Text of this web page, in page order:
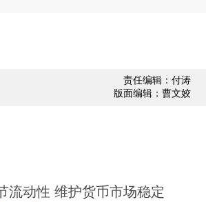
责任编辑：付涛
版面编辑：曹文姣
流动性 维护货币市场稳定